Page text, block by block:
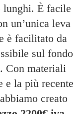
È facile
un’unica leva
è facilitato da
sul fondo
Con materiali
e la più recente
creato